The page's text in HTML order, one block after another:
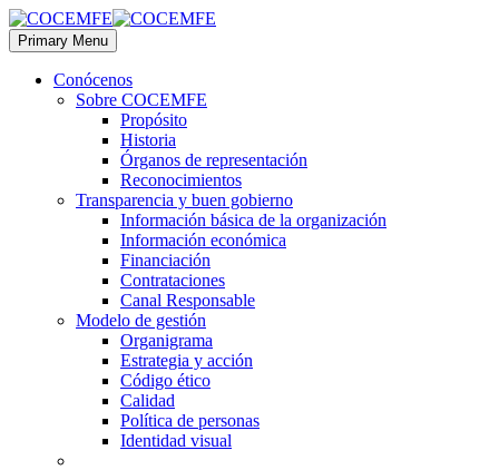
Primary Menu
Conócenos
Sobre COCEMFE
Propósito
Historia
Órganos de representación
Reconocimientos
Transparencia y buen gobierno
Información básica de la organización
Información económica
Financiación
Contrataciones
Canal Responsable
Modelo de gestión
Organigrama
Estrategia y acción
Código ético
Calidad
Política de personas
Identidad visual